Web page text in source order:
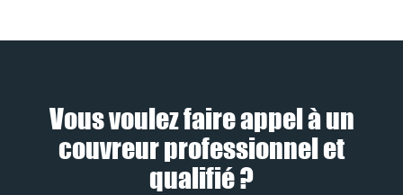
Vous voulez faire appel à un
couvreur professionnel et
qualifié ?